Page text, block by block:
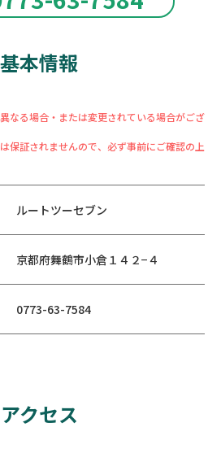
基本情報
なる場合・または変更されている場合がござ
保証されませんので、必ず事前にご確認の上
ルートツーセブン
京都府舞鶴市小倉１４２−４
0773-63-7584
アクセス